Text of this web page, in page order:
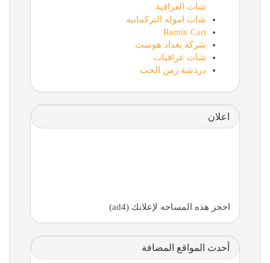
شات العراقية
شات اموله التركمانيه
Remix Cart
شركة بغداد هوست
شات عراقيات
دردشة زمن الحب
اعلان
احجز هذه المساحه لإعلانك (ad4)
أحدث المواقع المضافة